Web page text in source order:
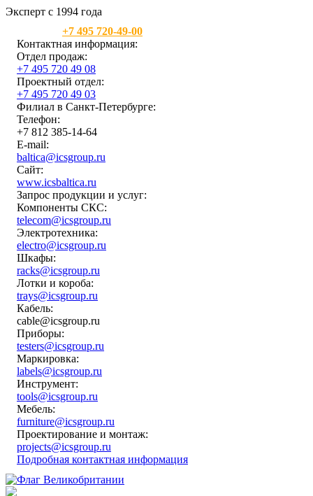
Эксперт с 1994 года
+7 495 720-49-00
Контактная информация:
Отдел продаж:
+7 495 720 49 08
Проектный отдел:
+7 495 720 49 03
Филиал в Санкт-Петербурге:
Телефон:
+7 812 385-14-64
E-mail:
baltica@icsgroup.ru
Сайт:
www.icsbaltica.ru
Запрос продукции и услуг:
Компоненты СКС:
telecom@icsgroup.ru
Электротехника:
electro@icsgroup.ru
Шкафы:
racks@icsgroup.ru
Лотки и короба:
trays@icsgroup.ru
Кабель:
cable@icsgroup.ru
Приборы:
testers@icsgroup.ru
Маркировка:
labels@icsgroup.ru
Инструмент:
tools@icsgroup.ru
Мебель:
furniture@icsgroup.ru
Проектирование и монтаж:
projects@icsgroup.ru
Подробная контактная информация